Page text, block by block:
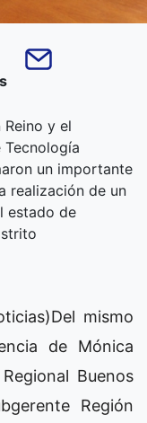
Reino y el
un importante
realización de un
estado de
mismo
de Mónica
Buenos
Región